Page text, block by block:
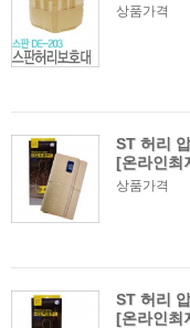
상품가격
ST 허리
[온라인최
상품가격
ST 허리
[온라인최